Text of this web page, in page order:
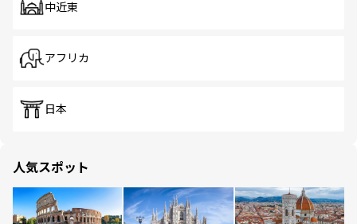
中近東
アフリカ
日本
人気スポット